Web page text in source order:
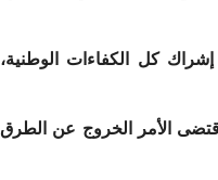
إشراك كل الكفاءات الوطنية،
الأمر الخروج عن الطرق